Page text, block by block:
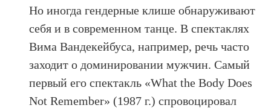
Но иногда гендерные клише обнаруживают
себя и в современном танце. В спектаклях
Вима Вандекейбуса, например, речь часто
заходит о доминировании мужчин. Самый
первый его спектакль «What the Body Does
Not Remember» (1987 г.) спровоцировал